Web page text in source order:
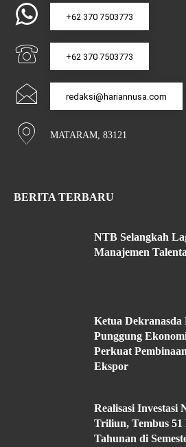
+62 370 7503773
+62 370 7503773
redaksi@hariannusa.com
MATARAM, 83121
BERITA TERBARU
NTB Selangkah
Manajemen
Ketua
Punggung
Perkuat
Ekspor
Realisasi Investasi
Triliun, Tembus 51
Tahunan di